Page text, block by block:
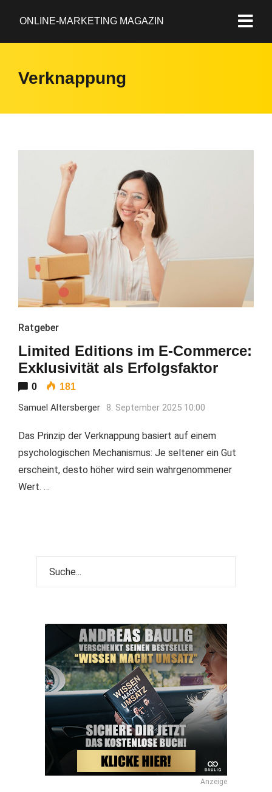
ONLINE-MARKETING MAGAZIN
Verknappung
Ratgeber
Limited Editions im E-Commerce:
Exklusivität als Erfolgsfaktor
0 181
Samuel Altersberger 8. September 2025 10:00
Das Prinzip der Verknappung basiert auf einem
psychologischen Mechanismus: Je seltener ein Gut
erscheint, desto höher wird sein wahrgenommener
Wert. …
Anzeige